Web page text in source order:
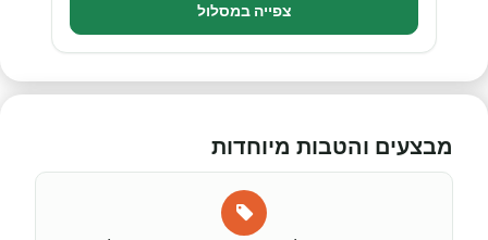
צפייה במסלול
מבצעים והטבות מיוחדות